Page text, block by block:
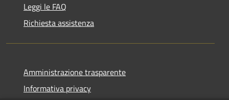
Leggi le FAQ
Richiesta assistenza
Amministrazione trasparente
Informativa privacy